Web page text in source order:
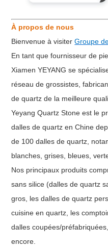
À propos de nous
Bienvenue à visiterGroupe
En tant que fournisseur de
Xiamen YEYANG se
réseau de grossistes,
de quartz de la meilleure
Yeyang Quartz Stone est le
dalles de quartz en Chine
de 100 dalles de quartz,
blanches, grises, bleues,
Nos principaux produits
sans silice (dalles de quartz
gros, les dalles de quartz
cuisine en quartz, les
dalles coupées/
encore.